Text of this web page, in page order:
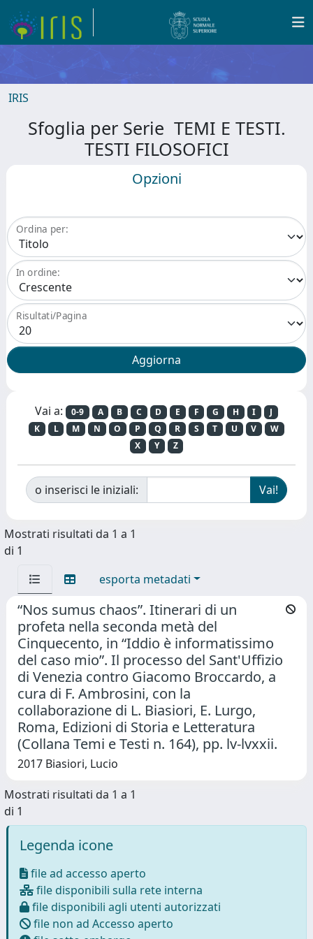
IRIS
Sfoglia per Serie TEMI E TESTI.
TESTI FILOSOFICI
Opzioni
Ordina per:
In ordine:
Risultati/Pagina
Vai a: 0-9 A B C D E F G H I
J
K
L M N O P Q R S T U V
W
X
Y Z
o inserisci le iniziali:
Mostrati risultati da 1 a 1
di 1
esporta metadati
“Nos sumus chaos”. Itinerari di un
profeta nella seconda metà del
Cinquecento, in “Iddio è informatissimo
del caso mio”. Il processo del Sant'Uffizio
di Venezia contro Giacomo Broccardo, a
cura di F. Ambrosini, con la
collaborazione di L. Biasiori, E. Lurgo,
Roma, Edizioni di Storia e Letteratura
(Collana Temi e Testi n. 164), pp. lv-lvxxii.
2017 Biasiori, Lucio
Mostrati risultati da 1 a 1
di 1
Legenda icone
file ad accesso aperto
file disponibili sulla rete interna
file disponibili agli utenti autorizzati
file non ad Accesso aperto